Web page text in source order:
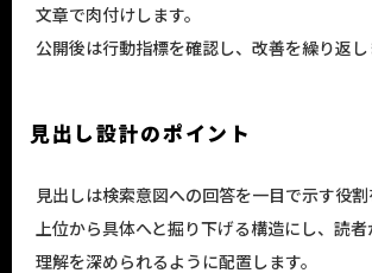
文章で肉付けします。
公開後は行動指標を確認し、改善を繰り返し
見出し設計のポイント
見出しは検索意図への回答を一目で示す役割
上位から具体へと掘り下げる構造にし、読
理解を深められるように配置します。